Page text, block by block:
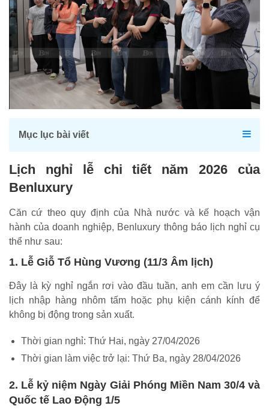
Mục lục bài viết
Lịch nghỉ lễ chi tiết năm 2026 của
Benluxury
Căn cứ theo quy định của Nhà nước và kế hoạch vận
hành của doanh nghiệp, Benluxury thông báo lịch nghỉ cụ
thể như sau:
1. Lễ Giỗ Tổ Hùng Vương (11/3 Âm lịch)
Đây là kỳ nghỉ ngắn rơi vào đầu tuần, anh em cần lưu ý
lịch nhập hàng nhôm tấm hoặc phụ kiện cánh kính để
không bị động trong sản xuất.
Thời gian nghỉ: Thứ Hai, ngày 27/04/2026
Thời gian làm việc trở lại: Thứ Ba, ngày 28/04/2026
2. Lễ kỷ niệm Ngày Giải Phóng Miền Nam 30/4 và
Quốc tế Lao Động 1/5